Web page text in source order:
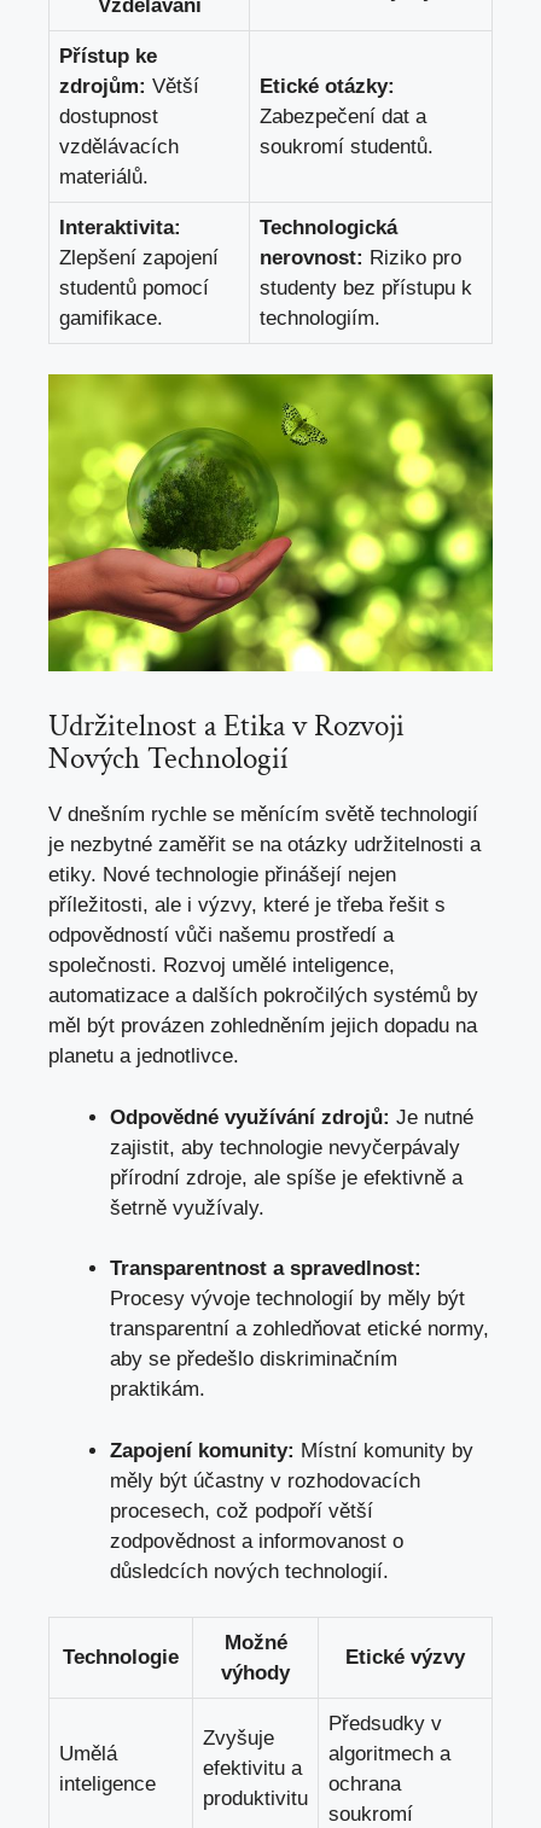
Vzdělávání
Přístup ke
zdrojům: Větší
dostupnost
vzdělávacích
materiálů.
Etické otázky:
Zabezpečení dat a
soukromí studentů.
Interaktivita:
Zlepšení zapojení
studentů pomocí
gamifikace.
Technologická
nerovnost: Riziko pro
studenty bez přístupu k
technologiím.
Udržitelnost a Etika v Rozvoji
Nových Technologií
V dnešním rychle se měnícím světě technologií
je nezbytné zaměřit se na otázky udržitelnosti a
etiky. Nové technologie přinášejí nejen
příležitosti, ale i výzvy, které je třeba řešit s
odpovědností vůči našemu prostředí a
společnosti. Rozvoj umělé inteligence,
automatizace a dalších pokročilých systémů by
měl být provázen zohledněním jejich dopadu na
planetu a jednotlivce.
Odpovědné využívání zdrojů: Je nutné
zajistit, aby technologie nevyčerpávaly
přírodní zdroje, ale spíše je efektivně a
šetrně využívaly.
Transparentnost a spravedlnost:
Procesy vývoje technologií by měly být
transparentní a zohledňovat etické normy,
aby se předešlo diskriminačním
praktikám.
Zapojení komunity: Místní komunity by
měly být účastny v rozhodovacích
procesech, což podpoří větší
zodpovědnost a informovanost o
důsledcích nových technologií.
Technologie
Možné
výhody
Etické výzvy
Umělá
inteligence
Zvyšuje
efektivitu a
produktivitu
Předsudky v
algoritmech a
ochrana
soukromí